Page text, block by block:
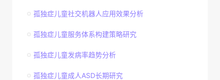
孤独症儿童社交机器人应用效果分析
孤独症儿童服务体系构建策略研究
孤独症儿童发病率趋势分析
孤独症儿童成人ASD长期研究